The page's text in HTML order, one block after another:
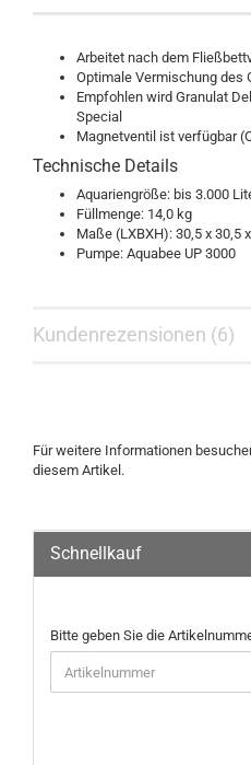
Arbeitet nach dem
Optimale Vermischung des
Empfohlen wird Granulat
Special
Magnetventil ist verfügbar
Technische Details
Aquariengröße: bis 3.000
Füllmenge: 14,0 kg
Maße (LXBXH): 30,5 x 30,5
Pumpe: Aquabee UP 3000
Kundenrezensionen (6)
Für weitere Informationen
diesem Artikel.
Schnellkauf
Bitte geben Sie die